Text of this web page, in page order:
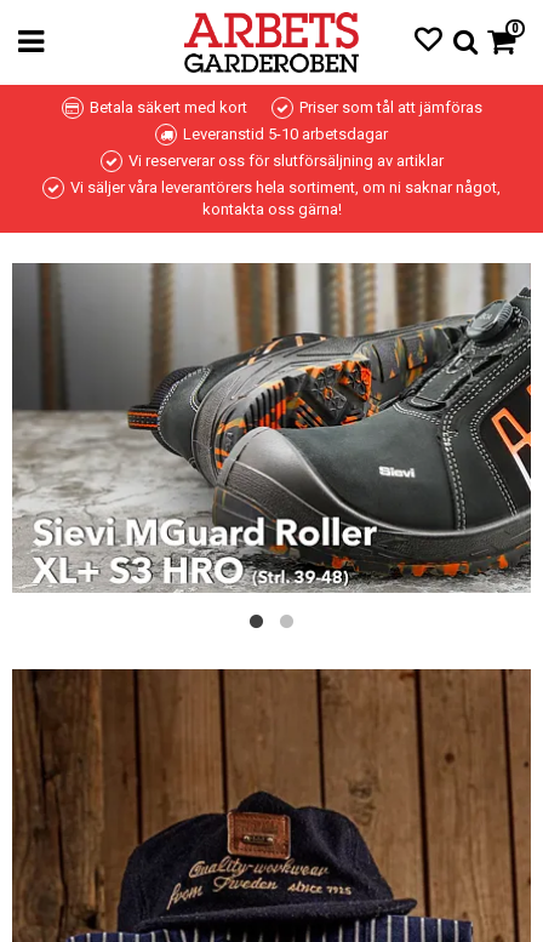
0
Betala säkert med kort
Priser som tål att jämföras
Leveranstid 5-10 arbetsdagar
Vi reserverar oss för slutförsäljning av artiklar
Vi säljer våra leverantörers hela sortiment, om ni saknar något,
kontakta oss gärna!